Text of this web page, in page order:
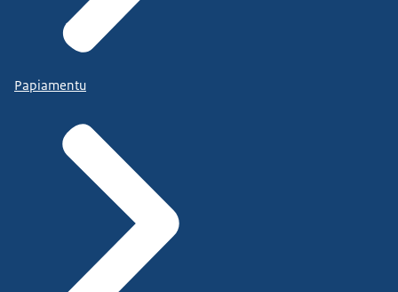
Papiamentu